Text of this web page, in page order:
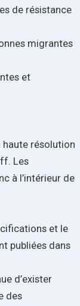
de résistance
migrantes
et
haute résolution
Les
à l’intérieur de
et le
publiées dans
d’exister
des